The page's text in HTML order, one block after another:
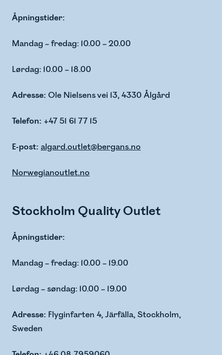
Åpningstider:
Mandag – fredag: 10.00 – 20.00
Lørdag: 10.00 – 18.00
Adresse: Ole Nielsens vei 13, 4330 Ålgård
Telefon: +47 51 61 77 15
E-post: algard.outlet@bergans.no
Norwegianoutlet.no
Stockholm Quality Outlet
Åpningstider:
Mandag – fredag: 10.00 – 19.00
Lørdag – søndag: 10.00 – 19.00
Adresse: Flyginfarten 4, Järfälla, Stockholm,
Sweden